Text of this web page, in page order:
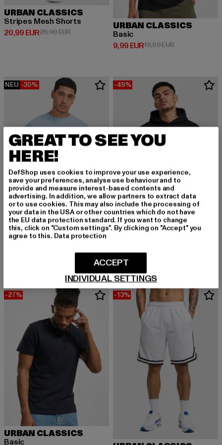
URBAN CLASSICS
Stripes Mesh Shorts
20,99 EUR
Derzeitiger Preis: 20,99 EUR
29,99 EURAktionspreis: 29,99 EUR
URBAN CLASSICS
Basic
9,99 EUR
Derzeitiger Preis: 9,99 EUR
19,99 EURAktionspreis:
NEU -30%
URBAN CLASSICS
Derzeitiger Preis: 15,99 EURAktionspreis: 22,99 EUR
-49%
17,84 EUR
Derzeitiger Preis: 17,84 EUR
34,99 EUR
-27%
URBAN CLASSICS
Basic
-13%
GREAT TO SEE YOU
HERE!
DefShop uses cookies to improve your use experience,
save your preferences, analyse use behaviour and to
provide and measure interest-based contents and
advertising. In addition, we allow partners to extract data
or to use cookies. This may also include the processing of
your data in the USA or other countries which do not have
the EU data protection standard. If you want to change
this, click on "Custom settings". By clicking on "Accept" you
agree to this. Data protection
INDIVIDUAL SETTINGS
ACCEPT